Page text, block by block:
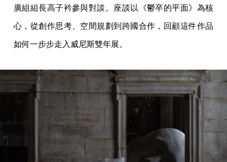
廣組組長高子衿參與對談。座談以《鬱卒的平面》為核
心，從創作思考、空間規劃到跨國合作，回顧這件作品
如何一步步走入威尼斯雙年展。